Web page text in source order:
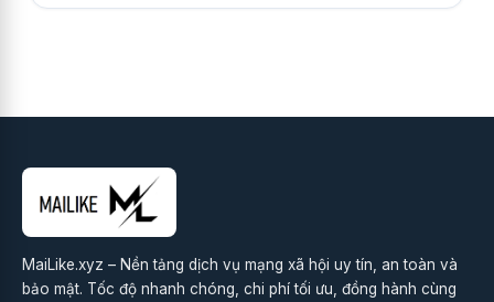
MaiLike.xyz – Nền tảng dịch vụ mạng xã hội uy tín, an toàn và
bảo mật. Tốc độ nhanh chóng, chi phí tối ưu, đồng hành cùng